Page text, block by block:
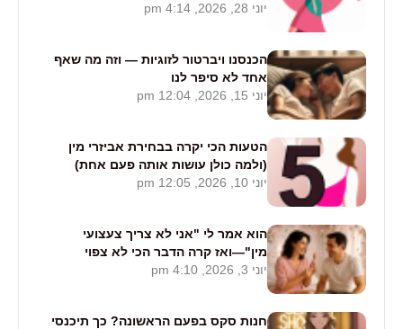
יוני 28, 2026, 4:14 pm
הכנסנו ויברטור לזוגיות — וזה מה שאף
אחד לא סיפר לנו
יוני 15, 2026, 12:04 pm
הטעות הכי יקרה בבחירת אביזרי מין
(ולמה כולן עושות אותה פעם אחת)
יוני 10, 2026, 12:05 pm
הוא אמר לי "אני לא צריך צעצועי
מין"—ואז קרה הדבר הכי לא צפוי
בחדר השינה
יוני 3, 2026, 4:10 pm
חנות סקס בפעם הראשונה? כך תיכנסי